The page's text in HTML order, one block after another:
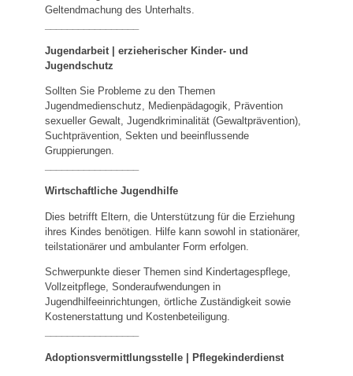
Geltendmachung des Unterhalts.
Jugendarbeit | erzieherischer Kinder- und
Jugendschutz
Sollten Sie Probleme zu den Themen
Jugendmedienschutz, Medienpädagogik, Prävention
sexueller Gewalt, Jugendkriminalität (Gewaltprävention),
Suchtprävention, Sekten und beeinflussende
Gruppierungen.
Wirtschaftliche Jugendhilfe
Dies betrifft Eltern, die Unterstützung für die Erziehung
ihres Kindes benötigen. Hilfe kann sowohl in stationärer,
teilstationärer und ambulanter Form erfolgen.
Schwerpunkte dieser Themen sind Kindertagespflege,
Vollzeitpflege, Sonderaufwendungen in
Jugendhilfeeinrichtungen, örtliche Zuständigkeit sowie
Kostenerstattung und Kostenbeteiligung.
Adoptionsvermittlungsstelle | Pflegekinderdienst